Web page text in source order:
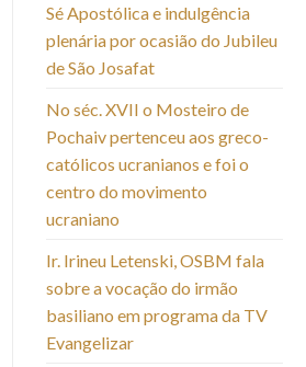
Sé Apostólica e indulgência
plenária por ocasião do Jubileu
de São Josafat
No séc. XVII o Mosteiro de
Pochaiv pertenceu aos greco-
católicos ucranianos e foi o
centro do movimento
ucraniano
Ir. Irineu Letenski, OSBM fala
sobre a vocação do irmão
basiliano em programa da TV
Evangelizar